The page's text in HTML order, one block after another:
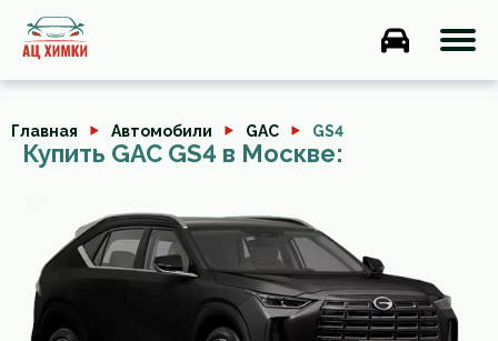
Главная Автомобили GAC GS4
Купить GAC GS4 в Москве: